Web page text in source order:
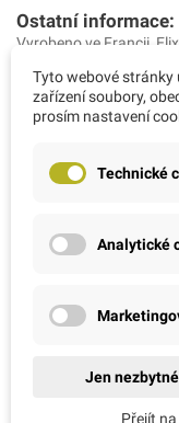
Ostatní informace:
Vyrobeno ve Francii,
Výhradní zastoupení:
25230. E-mail:
Ingrédients INCI:
glycerin, citrus
ulexeuropaeus
citral, geraniol,
Cosmebio Charter
Ecocert Greenlife
http://
Tyto webové stránky
zařízení soubory,
prosím nastavení
Technické
Analytické
Jen nezbytné
Přejít